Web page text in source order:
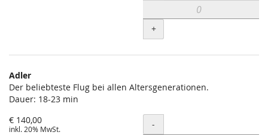
+
Adler
Der beliebteste Flug bei allen Altersgenerationen.
Dauer: 18-23 min
€ 140,00
inkl. 20% MwSt. Menge
-